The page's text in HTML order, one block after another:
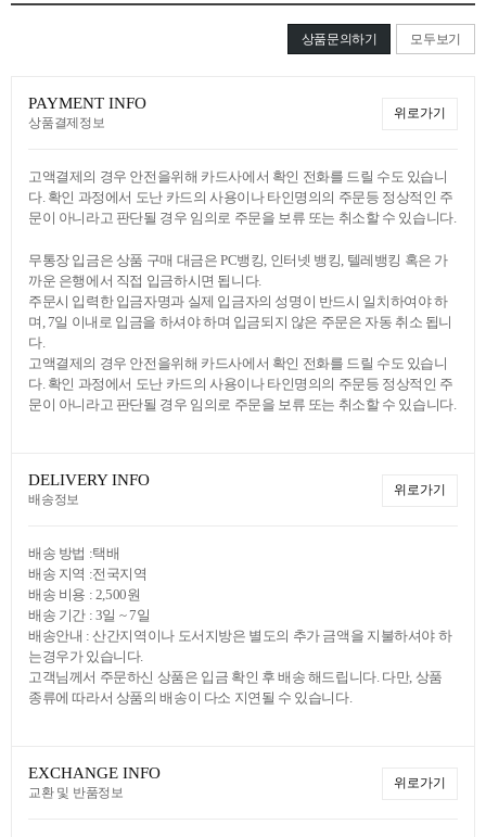
상품문의하기 모두보기
PAYMENT INFO
상품결제정보
위로가기
고액결제의 경우 안전을위해 카드사에서 확인 전화를 드릴 수도 있습니
다. 확인 과정에서 도난 카드의 사용이나 타인명의의 주문등 정상적인 주
문이 아니라고 판단될 경우 임의로 주문을 보류 또는 취소할 수 있습니다.
무통장 입금은 상품 구매 대금은 PC뱅킹, 인터넷 뱅킹, 텔레뱅킹 혹은 가
까운 은행에서 직접 입금하시면 됩니다.
주문시 입력한 입금자명과 실제 입금자의 성명이 반드시 일치하여야 하
며, 7일 이내로 입금을 하셔야 하며 입금되지 않은 주문은 자동 취소 됩니
다.
고액결제의 경우 안전을위해 카드사에서 확인 전화를 드릴 수도 있습니
다. 확인 과정에서 도난 카드의 사용이나 타인명의의 주문등 정상적인 주
문이 아니라고 판단될 경우 임의로 주문을 보류 또는 취소할 수 있습니다.
DELIVERY INFO
배송정보
위로가기
배송 방법 :택배
배송 지역 :전국지역
배송 비용 : 2,500원
배송 기간 : 3일 ~ 7일
배송안내 : 산간지역이나 도서지방은 별도의 추가 금액을 지불하셔야 하
는경우가 있습니다.
고객님께서 주문하신 상품은 입금 확인 후 배송 해드립니다. 다만, 상품
종류에 따라서 상품의 배송이 다소 지연될 수 있습니다.
EXCHANGE INFO
교환 및 반품정보
위로가기